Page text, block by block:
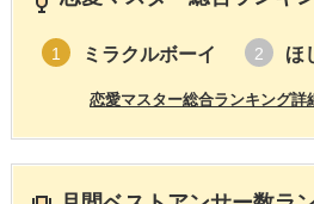
1 ミラクルボーイ 2 ほ
恋愛マスター総合ランキング詳